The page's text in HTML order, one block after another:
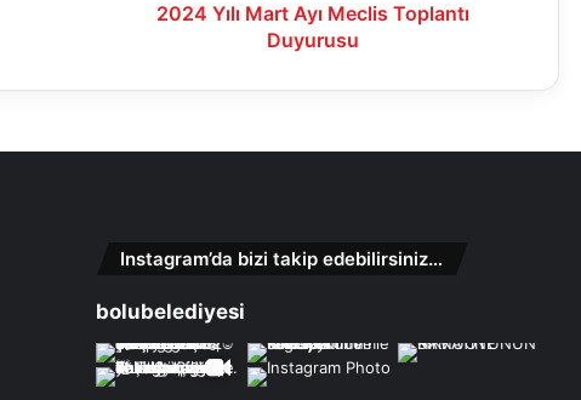
2024 Yılı Mart Ayı Meclis Toplantı
Duyurusu
Instagram’da bizi takip edebilirsiniz…
bolubelediyesi